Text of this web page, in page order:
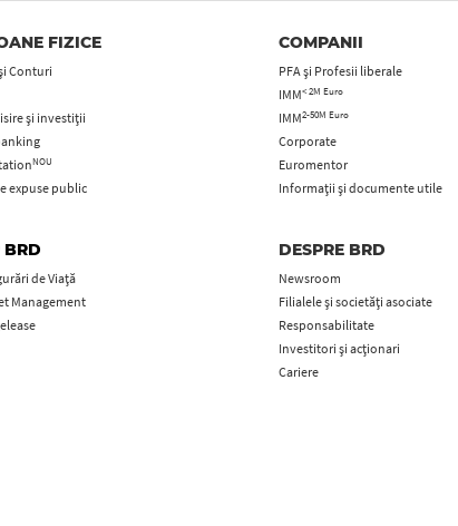
FIZICE
Conturi
și investiții
NOU
expuse public
COMPANII
PFA şi Profesii liberale
IMM< 2M Euro
IMM2-50M Euro
Corporate
Euromentor
Informații și documente utile
BRD
de Viață
Management
DESPRE BRD
Newsroom
Filialele și societăți asociate
Responsabilitate
Investitori și acționari
Cariere